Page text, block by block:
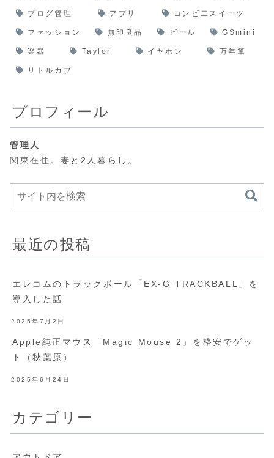
ブログ管理 アプリ コンビ二スイーツ
ファッション 無印良品 ビール GSmini
楽器 Taylor イヤホン 万年筆
リトルカブ
プロフィール
管理人
関東在住。妻と2人暮らし。
最近の投稿
エレコムのトラックボール「EX-G TRACKBALL」を
導入した話
2025年7月2日
Apple純正マウス「Magic Mouse 2」を格安でゲッ
ト（秋葉原）
2025年6月24日
カテゴリー